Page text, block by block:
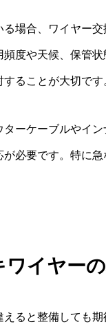
場合、ワイヤー交
頻度や天候、保管
ることが大切です
ーケーブルやイン
必要です。特に
イヤー
ると整備しても